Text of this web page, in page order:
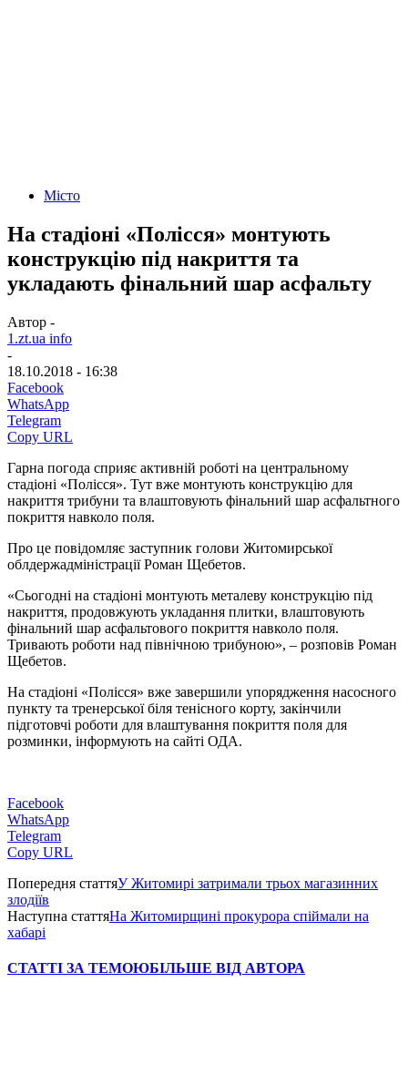
Місто
На стадіоні «Полісся» монтують
конструкцію під накриття та
укладають фінальний шар асфальту
Автор -
1.zt.ua info
-
18.10.2018 - 16:38
Facebook
WhatsApp
Telegram
Copy URL
Гарна погода сприяє активній роботі на центральному
стадіоні «Полісся». Тут вже монтують конструкцію для
накриття трибуни та влаштовують фінальний шар асфальтного
покриття навколо поля.
Про це повідомляє заступник голови Житомирської
облдержадміністрації Роман Щебетов.
«Сьогодні на стадіоні монтують металеву конструкцію під
накриття, продовжують укладання плитки, влаштовують
фінальний шар асфальтового покриття навколо поля.
Тривають роботи над північною трибуною», – розповів Роман
Щебетов.
На стадіоні «Полісся» вже завершили упорядження насосного
пункту та тренерської біля тенісного корту, закінчили
підготовчі роботи для влаштування покриття поля для
розминки, інформують на сайті ОДА.
Facebook
WhatsApp
Telegram
Copy URL
Попередня статтяУ Житомирі затримали трьох магазинних
злодіїв
Наступна статтяНа Житомирщині прокурора спіймали на
хабарі
СТАТТІ ЗА ТЕМОЮБІЛЬШЕ ВІД АВТОРА